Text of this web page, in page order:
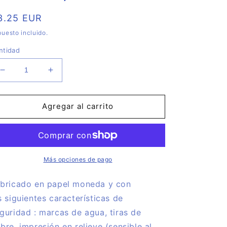
EUR
incluido.
Reducir
cantidad
para
2025
Souvenir
DE
DE
LAS
VENTAS
Aumentar
cantidad
para
Edición
2025
Euro
Souvenir
-
DE
TOROS
DE
LAS
VENTAS
Agregar al carrito
Más opciones de pago
en papel moneda y con
siguientes características de
: marcas de agua, tiras de